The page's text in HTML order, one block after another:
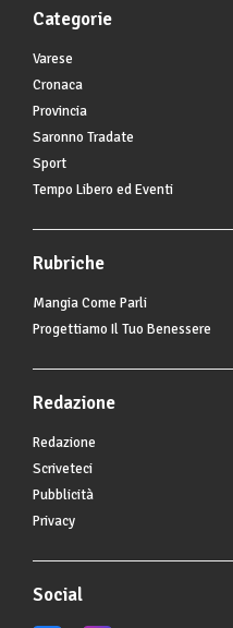
Categorie
Varese
Cronaca
Provincia
Saronno Tradate
Sport
Tempo Libero ed Eventi
Rubriche
Mangia Come Parli
Progettiamo Il Tuo Benessere
Redazione
Redazione
Scriveteci
Pubblicità
Privacy
Social